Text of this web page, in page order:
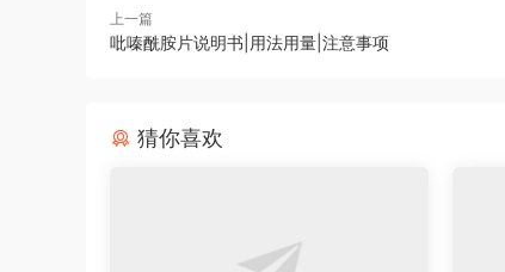
上一篇
吡嗪酰胺片说明书|用法用量|注意事项
猜你喜欢